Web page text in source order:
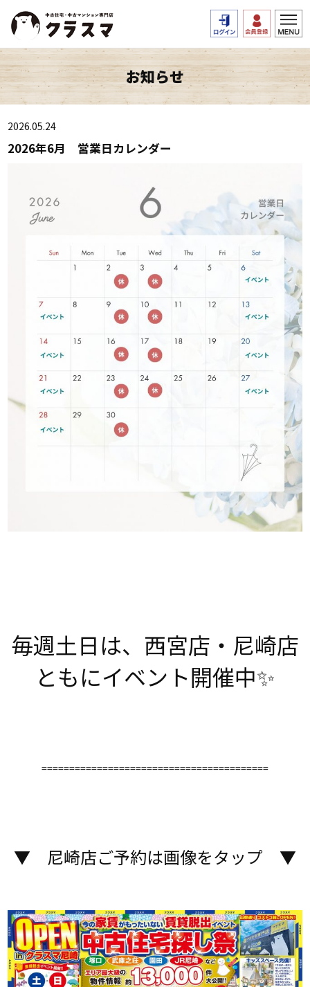
お知らせ
2026.05.24
2026年6月 営業日カレンダー
毎週土日は、西宮店・尼崎店
ともにイベント開催中✨️
=========================================
▼ 尼崎店ご予約は画像をタップ ▼